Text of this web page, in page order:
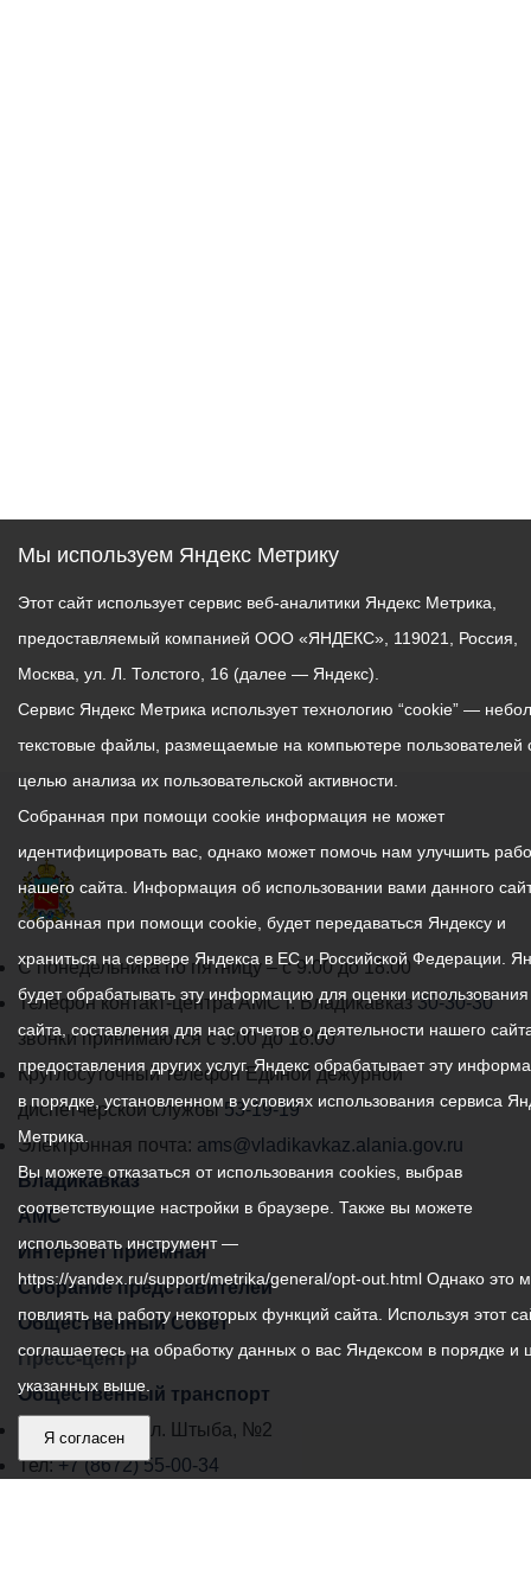
График
работы
администрации
местного
самоуправления
города
Владикавказ:
С понедельника по пятницу – с 9.00 до 18.00
Телефон контакт-центра АМС г. Владикавказ30-30-30
звонки принимаются с 9:00 до 18:00
Круглосуточный телефон Единой дежурной
диспетчерской службы53-19-19
Электронная почта: ams@vladikavkaz.alania.gov.ru
Владикавказ
АМС
Интернет приемная
Собрание представителей
Общественный Совет
Пресс-центр
Общественный транспорт
Владикавказ, пл. Штыба, №2
Тел:+7 (8672) 55-00-34
Мы используем Яндекс Метрику
Этот сайт использует сервис веб-аналитики Яндекс Метрика,
предоставляемый компанией ООО «ЯНДЕКС», 119021, Россия,
Москва, ул. Л. Толстого, 16 (далее — Яндекс).
Сервис Яндекс Метрика использует технологию “cookie” —
текстовые файлы, размещаемые на компьютере пользователей
целью анализа их пользовательской активности.
Собранная при помощи cookie информация не может
идентифицировать вас, однако может помочь нам улучшить
нашего сайта. Информация об использовании вами данного
собранная при помощи cookie, будет передаваться Яндексу и
храниться на сервере Яндекса в ЕС и Российской Федерации.
будет обрабатывать эту информацию для оценки
сайта, составления для нас отчетов о деятельности нашего
предоставления других услуг. Яндекс обрабатывает эту
в порядке, установленном в условиях использования сервиса
Метрика.
Вы можете отказаться от использования cookies, выбрав
соответствующие настройки в браузере. Также вы можете
использовать инструмент —
https://yandex.ru/support/metrika/general/opt-out.html Однако это
повлиять на работу некоторых функций сайта. Используя этот
соглашаетесь на обработку данных о вас Яндексом в порядке и
указанных выше.
Я согласен